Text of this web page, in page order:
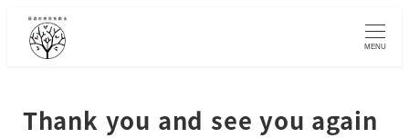
MENU
Thank you and see you again